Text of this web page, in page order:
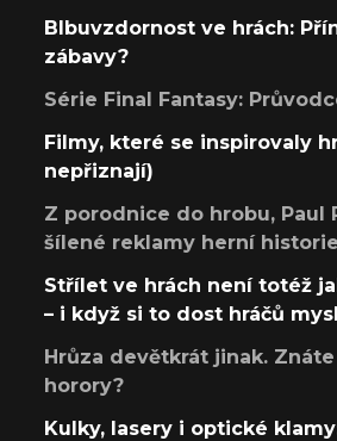
Blbuvzdornost ve hrách:
zábavy?
Série Final Fantasy:
Filmy, které se inspirovaly
nepřiznají)
Z porodnice do hrobu, Paul
šílené reklamy herní historie
Střílet ve hrách není totéž
– i když si to dost hráčů
Hrůza devětkrát jinak.
horory?
Kulky, lasery i optické